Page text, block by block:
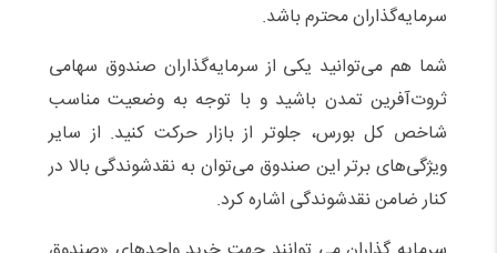
سرمایه‌گذاران محترم باشد.
شما هم می‌توانید یکی از سرمایه‌گذاران صندوق سهامی
ثروت‌آفرین تمدن باشید و با توجه به وضعیت مناسب
شاخص کل بورس، جلوتر از بازار حرکت کنید. از سایر
ویژگی‌های برتر این صندوق می‌توان به نقدشوندگی بالا در
کنار ضامن نقدشوندگی اشاره کرد.